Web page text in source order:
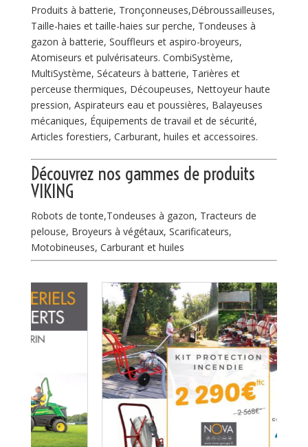
Produits à batterie, Tronçonneuses,Débroussailleuses,
Taille-haies et taille-haies sur perche, Tondeuses à
gazon à batterie, Souffleurs et aspiro-broyeurs,
Atomiseurs et pulvérisateurs. CombiSystème,
MultiSystème, Sécateurs à batterie, Tarières et
perceuse thermiques, Découpeuses, Nettoyeur haute
pression, Aspirateurs eau et poussières, Balayeuses
mécaniques, Équipements de travail et de sécurité,
Articles forestiers, Carburant, huiles et accessoires.
Découvrez nos gammes de produits
VIKING
Robots de tonte,Tondeuses à gazon, Tracteurs de
pelouse, Broyeurs à végétaux, Scarificateurs,
Motobineuses, Carburant et huiles